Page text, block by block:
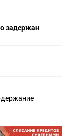
задержан